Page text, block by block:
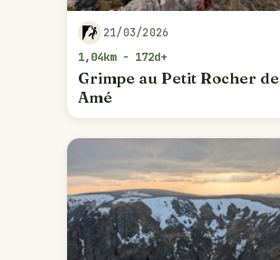
21/03/2026
1,04km - 172d+
Grimpe au Petit Rocher
Amé